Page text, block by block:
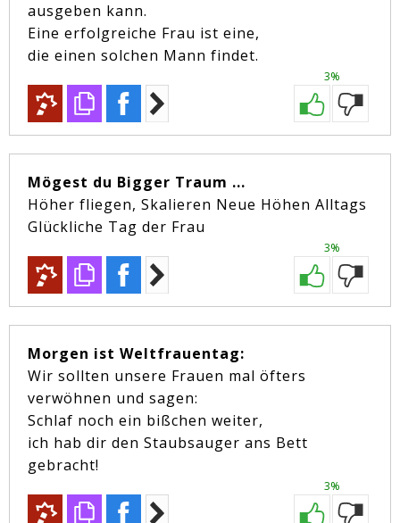
ausgeben kann.
Eine erfolgreiche Frau ist eine,
die einen solchen Mann findet.
3%
Mögest du Bigger Traum ...
Höher fliegen, Skalieren Neue Höhen Alltags
Glückliche Tag der Frau
3%
Morgen ist Weltfrauentag:
Wir sollten unsere Frauen mal öfters
verwöhnen und sagen:
Schlaf noch ein bißchen weiter,
ich hab dir den Staubsauger ans Bett
gebracht!
3%